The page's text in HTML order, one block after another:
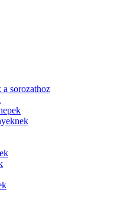
sorozathoz